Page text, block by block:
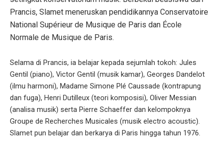
Prancis, Slamet meneruskan pendidikannya Conservatoire
National Supérieur de Musique de Paris dan École
Normale de Musique de Paris.
Selama di Prancis, ia belajar kepada sejumlah tokoh: Jules
Gentil (piano), Victor Gentil (musik kamar), Georges Dandelot
(ilmu harmoni), Madame Simone Plé Caussade (kontrapung
dan fuga), Henri Dutilleux (teori komposisi), Oliver Messian
(analisa musik) serta Pierre Schaeffer dan kelompoknya
Groupe de Recherches Musicales (musik electro acoustic).
Slamet pun belajar dan berkarya di Paris hingga tahun 1976.